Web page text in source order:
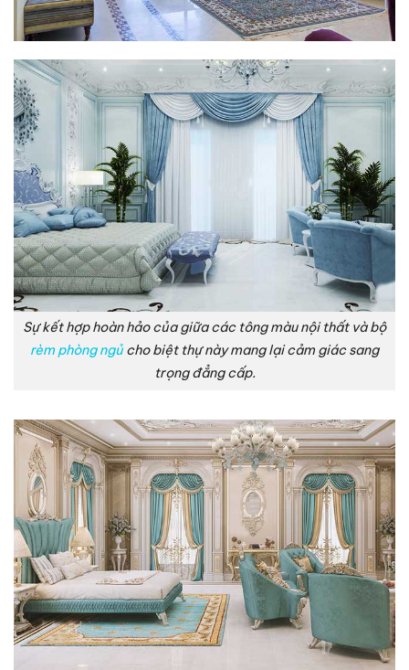
Sự kết hợp hoàn hảo của giữa các tông màu nội thất và bộ
rèm phòng ngủcho biệt thự này mang lại cảm giác sang
trọng đẳng cấp.